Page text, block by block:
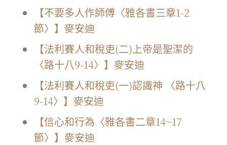
【不要多人作師傅〈雅各書三章1-2
節〉】麥安迪
【法利賽人和稅吏(二)上帝是聖潔的
〈路十八9-14〉】麥安迪
【法利賽人和稅吏(一)認識神 〈路十八
9-14〉】麥安迪
【信心和行為〈雅各書二章14~17
節〉】麥安迪